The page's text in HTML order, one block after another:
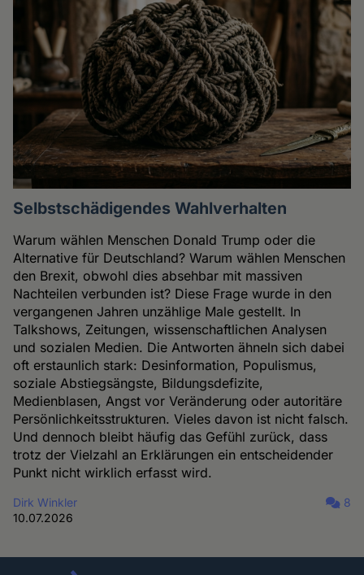
Selbstschädigendes Wahlverhalten
Warum wählen Menschen Donald Trump oder die
Alternative für Deutschland? Warum wählen Menschen
den Brexit, obwohl dies absehbar mit massiven
Nachteilen verbunden ist? Diese Frage wurde in den
vergangenen Jahren unzählige Male gestellt. In
Talkshows, Zeitungen, wissenschaftlichen Analysen
und sozialen Medien. Die Antworten ähneln sich dabei
oft erstaunlich stark: Desinformation, Populismus,
soziale Abstiegsängste, Bildungsdefizite,
Medienblasen, Angst vor Veränderung oder autoritäre
Persönlichkeitsstrukturen. Vieles davon ist nicht falsch.
Und dennoch bleibt häufig das Gefühl zurück, dass
trotz der Vielzahl an Erklärungen ein entscheidender
Punkt nicht wirklich erfasst wird.
Dirk Winkler
10.07.2026
8